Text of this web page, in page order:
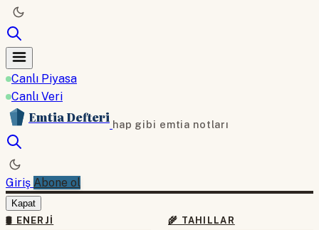
Canlı Piyasa
Canlı Veri
Emtia Defteri hap gibi emtia notları
Giriş Abone ol
Kapat
🛢 ENERJI
🌾 TAHILLAR